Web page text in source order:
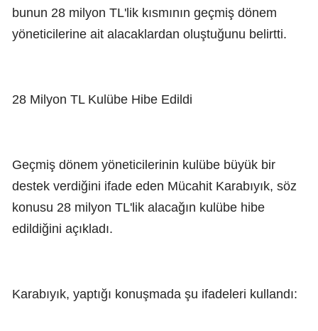
bunun 28 milyon TL'lik kısmının geçmiş dönem
yöneticilerine ait alacaklardan oluştuğunu belirtti.
28 Milyon TL Kulübe Hibe Edildi
Geçmiş dönem yöneticilerinin kulübe büyük bir
destek verdiğini ifade eden Mücahit Karabıyık, söz
konusu 28 milyon TL'lik alacağın kulübe hibe
edildiğini açıkladı.
Karabıyık, yaptığı konuşmada şu ifadeleri kullandı: